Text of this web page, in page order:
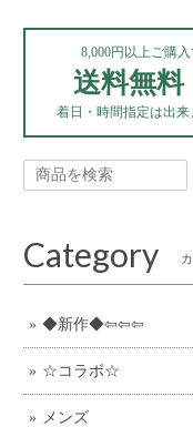
8,000円以上ご購
送料無料
着日・時間指定は出来
Category
◆新作◆⇦⇦⇦
☆コラボ☆
メンズ